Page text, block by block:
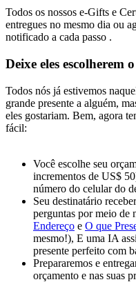
Todos os nossos e-Gifts e
entregues no mesmo dia ou
notificado a cada passo .
Deixe eles escolherem
Todos nós já estivemos
grande presente a alguém,
eles gostariam. Bem, agora
fácil:
Você escolhe seu
incrementos de US$
número do celular do
Seu destinatário
perguntas por meio de
Endereço e O que
mesmo!), E uma IA
presente perfeito com
Prepararemos e
orçamento e nas suas